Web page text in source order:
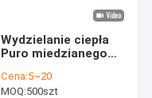
Wydzielanie ciepła
Puro miedzianego
płetwem skiwowanym
do chłodzenia
Cena:5~20
MOQ:500szt